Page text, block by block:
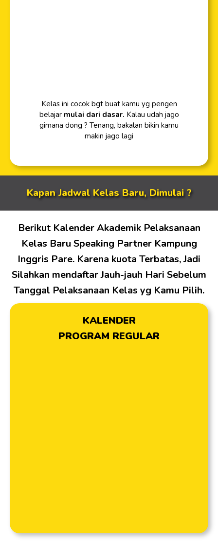
Kelas ini cocok bgt buat kamu yg pengen
belajar mulai dari dasar. Kalau udah jago
gimana dong ? Tenang, bakalan bikin kamu
makin jago lagi
Kapan Jadwal Kelas Baru, Dimulai ?
Berikut Kalender Akademik Pelaksanaan
Kelas Baru Speaking Partner Kampung
Inggris Pare. Karena kuota Terbatas, Jadi
Silahkan mendaftar Jauh-jauh Hari Sebelum
Tanggal Pelaksanaan Kelas yg Kamu Pilih.
KALENDER
PROGRAM REGULAR